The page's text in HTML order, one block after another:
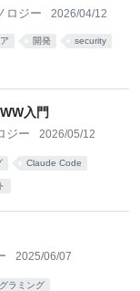
ロジー 2026/04/12
開発 security
入門
ジー 2026/05/12
Claude Code
2025/06/07
ラミング